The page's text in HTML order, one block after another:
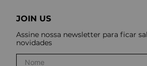
JOIN US
Assine nossa newsletter para ficar
novidades